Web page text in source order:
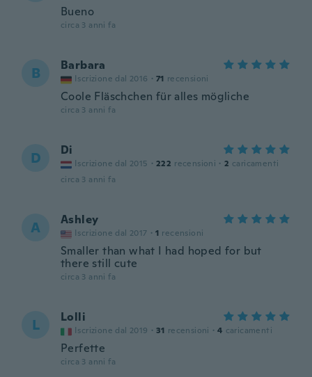
Bueno
circa 3 anni fa
B Barbara
Iscrizione dal 2016 · 71 recensioni
Coole Fläschchen für alles mögliche
circa 3 anni fa
D Di
Iscrizione dal 2015 · 222 recensioni · 2 caricamenti
circa 3 anni fa
A Ashley
Iscrizione dal 2017 · 1 recensioni
Smaller than what I had hoped for but
there still cute
circa 3 anni fa
L Lolli
Iscrizione dal 2019 · 31 recensioni · 4 caricamenti
Perfette
circa 3 anni fa